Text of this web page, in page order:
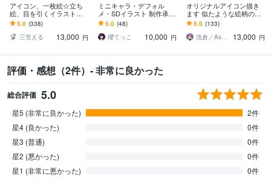
アイコン、一枚絵☆立ち
絵、目を引くイラスト描
きます イリアム、サム
ネ、live2D、YouTube、歌
ってみたも
5.0 (338)
三笠える
13,000 円
ミニキャラ・デフォル
メ・SDイラスト 制作承り
ます あなただけの可愛ら
しいチビキャラの立ち絵
を制作します◎
5.0 (48)
櫻てっこ
10,000 円
オリジナルアイコン描き
ます 似たような絵柄のア
イコンは嫌だなぁ…と思
いませんか？
5.0 (133)
浅倉／Asakura
13,000 円
評価・感想（2件）- 非常に良かった
総合評価 5.0
星5 (非常に良かった)
2件
星4 (良かった)
0件
星3 (普通)
0件
星2 (悪かった)
0件
星1 (非常に悪かった)
0件